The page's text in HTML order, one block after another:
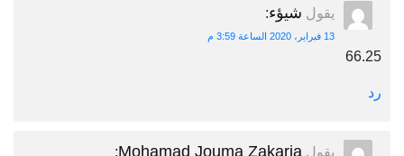
يقول شيؤء:
13 فبراير، 2020 الساعة 3:59 م
66.25
رد
يقول Mohamad Jouma Zakaria
: